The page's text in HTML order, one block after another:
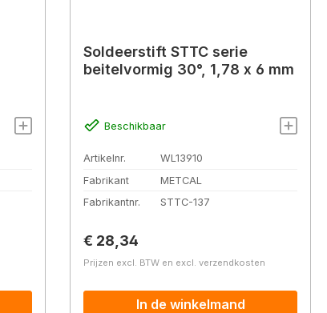
Soldeerstift STTC serie
beitelvormig 30°, 1,78 x 6 mm
Beschikbaar
Artikelnr.
WL13910
Fabrikant
METCAL
Fabrikantnr.
STTC-137
Normale prijs:
€ 28,34
Prijzen excl. BTW en excl. verzendkosten
In de winkelmand